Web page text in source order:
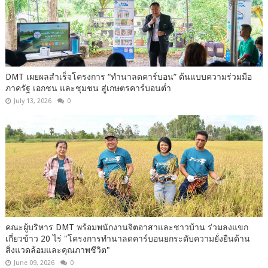
DMT เผยผลสำเร็จโครงการ “ทำนาลดคาร์บอน” ต้นแบบความร่วมมือ
ภาครัฐ เอกชน และชุมชน สู่เกษตรคาร์บอนต่ำ
July 13, 2026 0
คณะ​ผู้บริหาร​ DMT​ พร้อม​พนักงาน​จิต​อาสา​และชาวบ้าน​ ร่วมลงแขก​
เกี่ยวข้าว​ 20​ ไร่​ "โครงการ​ทำนา​ลดคาร์บอนยกระดับ​ความ​ยั่งยืน​ด้าน​
สิ่งแวดล้อม​และ​คุณภาพ​ชีวิต"
June 09, 2026 0